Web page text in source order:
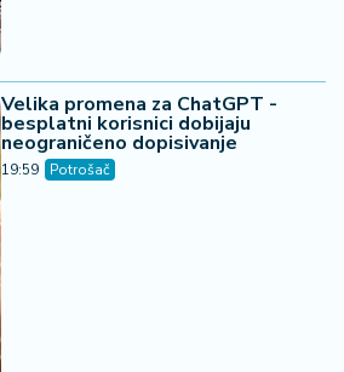
Velika promena za ChatGPT -
besplatni korisnici dobijaju
neograničeno dopisivanje
19:59 Potrošač